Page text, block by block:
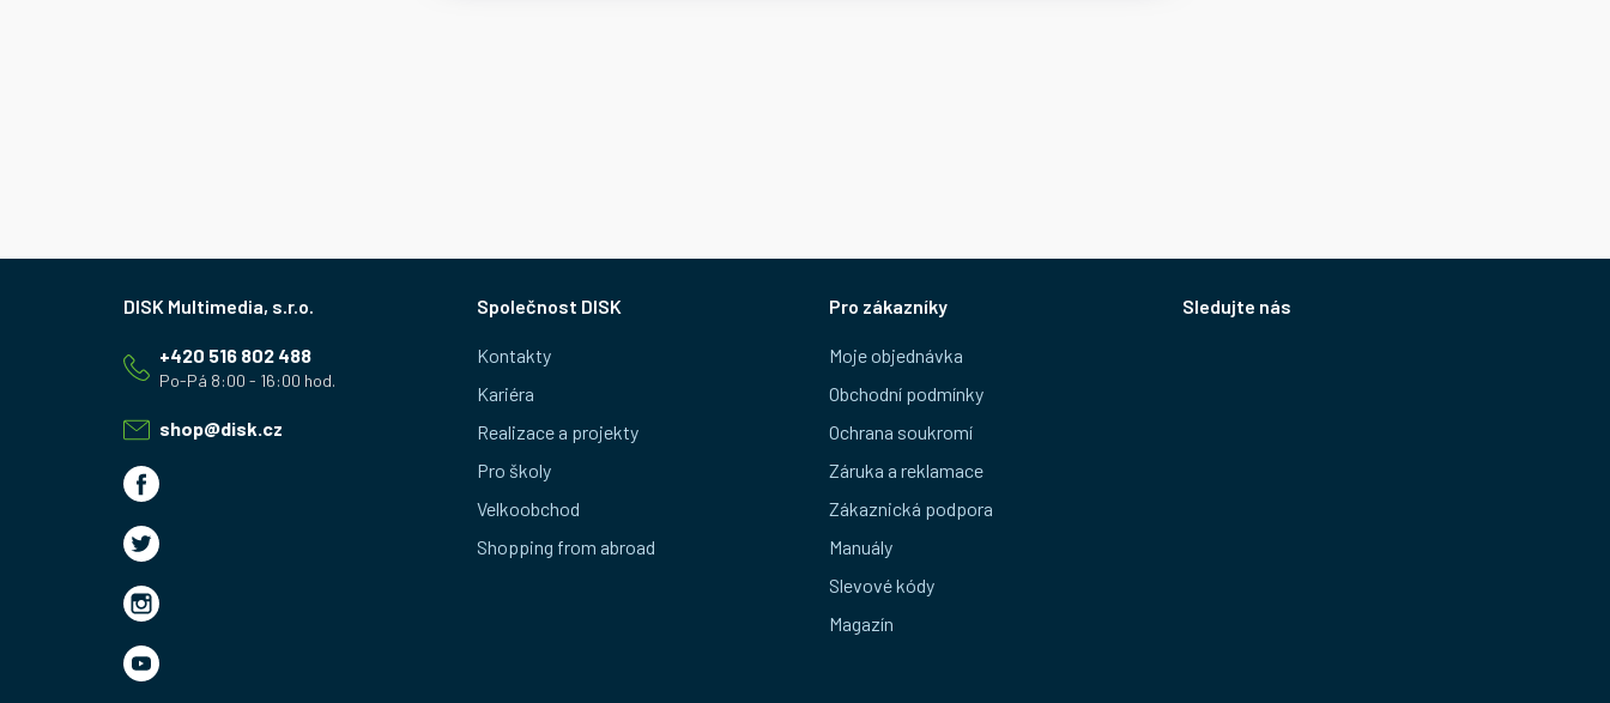
shop@disk.cz
+420 516 802 488
Společnost DISK
Kontakty
Kariéra
Realizace a projekty
Pro školy
Velkoobchod
Shopping from abroad
Pro zákazníky
Moje objednávka
Obchodní podmínky
Ochrana soukromí
Záruka a reklamace
Zákaznická podpora
Manuály
Slevové kódy
Magazín
Sledujte nás